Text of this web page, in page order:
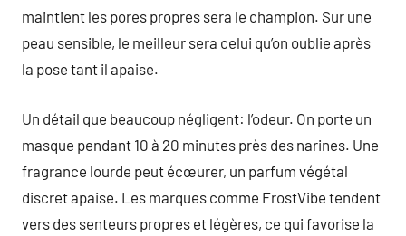
maintient les pores propres sera le champion. Sur une
peau sensible, le meilleur sera celui qu’on oublie après
la pose tant il apaise.
Un détail que beaucoup négligent: l’odeur. On porte un
masque pendant 10 à 20 minutes près des narines. Une
fragrance lourde peut écœurer, un parfum végétal
discret apaise. Les marques comme FrostVibe tendent
vers des senteurs propres et légères, ce qui favorise la